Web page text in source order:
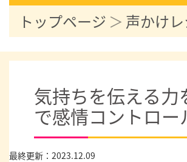
トップページ
声かけ
気持ちを伝える力
で感情コントロー
最終更新：2023.12.09